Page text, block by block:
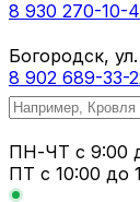
8 930 270-10-
Богородск,
8 902 689-33-
ПН-ЧТ с 9:00
ПТ с 10:00 до